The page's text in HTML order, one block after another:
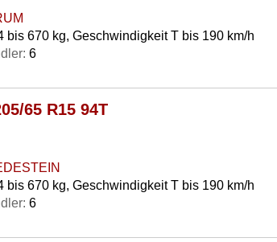
bis 670 kg, Geschwindigkeit T bis 190 km/h
6
65 R15 94T
bis 670 kg, Geschwindigkeit T bis 190 km/h
6